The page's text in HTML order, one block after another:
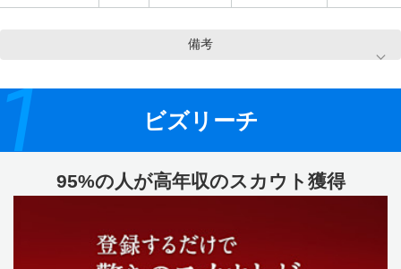
備考
ビズリーチ
95%の人が高年収のスカウト獲得